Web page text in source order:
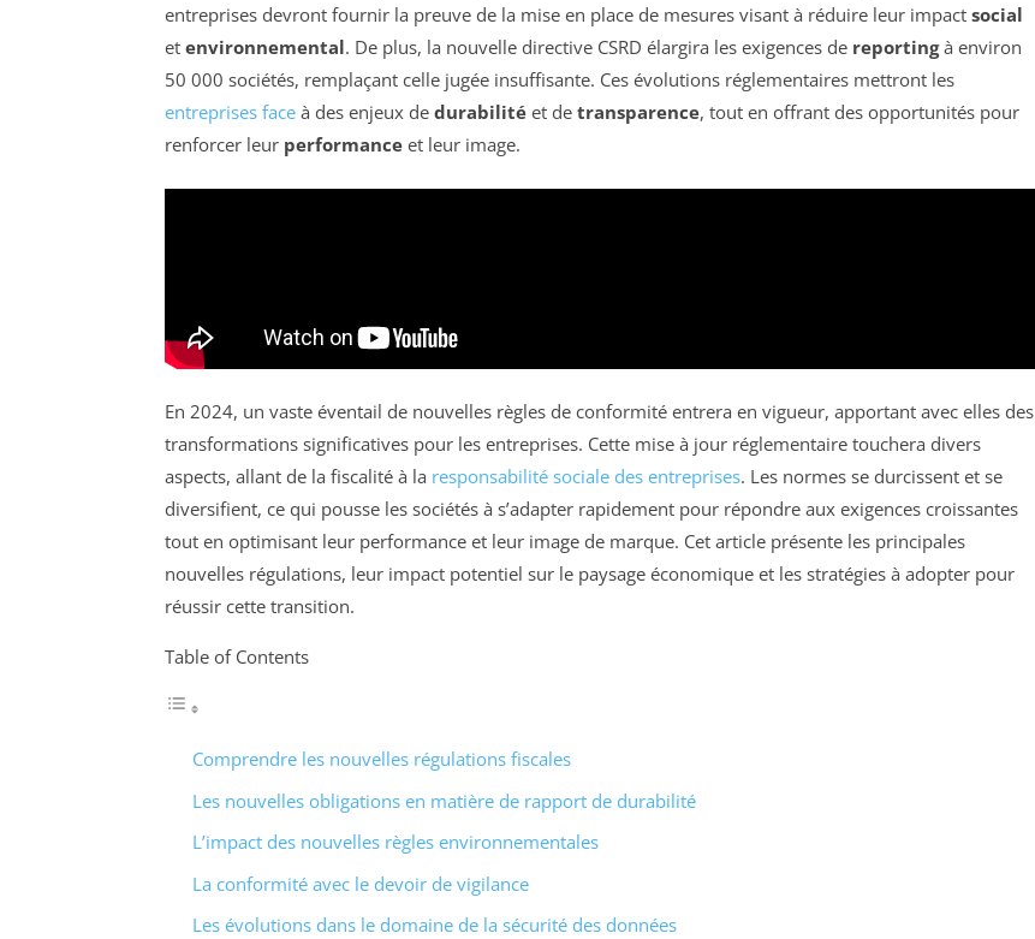
entreprises devront fournir la preuve de la mise en place de mesures visant à réduire leur impact social
et environnemental. De plus, la nouvelle directive CSRD élargira les exigences de reportingà environ
50 000 sociétés, remplaçant celle jugée insuffisante. Ces évolutions réglementaires mettront les
entreprises face à des enjeux de durabilité et de transparence, tout en offrant des opportunités pour
renforcer leur performance et leur image.
En 2024, un vaste éventail de nouvelles règles de conformité entrera en vigueur, apportant avec elles des
transformations significatives pour les entreprises. Cette mise à jour réglementaire touchera divers
aspects, allant de la fiscalité à la responsabilité sociale des entreprises. Les normes se durcissent et se
diversifient, ce qui pousse les sociétés à s’adapter rapidement pour répondre aux exigences croissantes
tout en optimisant leur performance et leur image de marque. Cet article présente les principales
nouvelles régulations, leur impact potentiel sur le paysage économique et les stratégies à adopter pour
réussir cette transition.
Table of Contents
Comprendre les nouvelles régulations fiscales
Les nouvelles obligations en matière de rapport de durabilité
L’impact des nouvelles règles environnementales
La conformité avec le devoir de vigilance
Les évolutions dans le domaine de la sécurité des données